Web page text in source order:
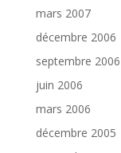
mars 2007
décembre 2006
septembre 2006
juin 2006
mars 2006
décembre 2005